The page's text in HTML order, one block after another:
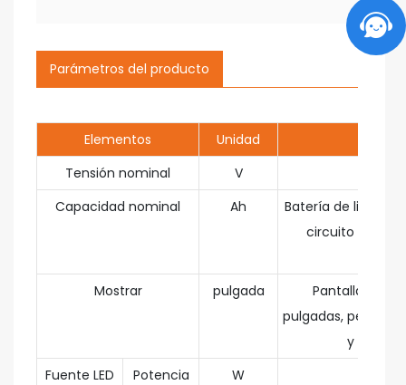
Parámetros del producto
Elementos
Unidad
Tensión nominal
V
Capacidad nominal
Ah
Batería de litio
circuito
Mostrar
pulgada
Pantalla LCD
pulgadas, permite
y
Fuente LED
Potencia
W